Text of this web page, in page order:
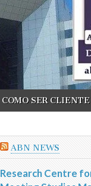
COMO SER CLIENTE
ABN NEWS
Research Centre